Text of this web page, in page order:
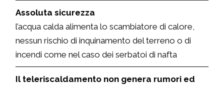
Assoluta sicurezza
l’acqua calda alimenta lo scambiatore di calore,
nessun rischio di inquinamento del terreno o di
incendi come nel caso dei serbatoi di nafta
Il teleriscaldamento non genera rumori ed